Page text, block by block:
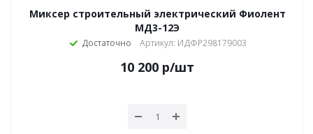
Миксер строительный электрический Фиолент
МД3-12Э
Достаточно Артикул: ИДФР298179003
10 200 р/шт